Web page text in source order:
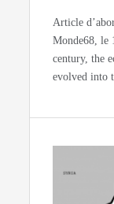
Article
Monde68, le
century, the
evolved into